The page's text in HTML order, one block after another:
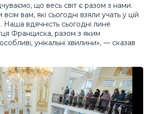
що весь світ є разом з нами.
вам, які сьогодні взяли учать у цій
Наша вдячність сьогодні лине
Франциска, разом з яким
унікальні хвилини», — сказав